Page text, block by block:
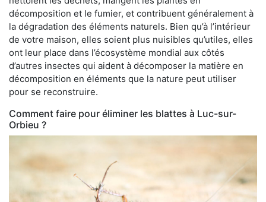
décomposition et le fumier, et contribuent généralement à
la dégradation des éléments naturels. Bien qu’à l’intérieur
de votre maison, elles soient plus nuisibles qu’utiles, elles
ont leur place dans l’écosystème mondial aux côtés
d’autres insectes qui aident à décomposer la matière en
décomposition en éléments que la nature peut utiliser
pour se reconstruire.
Comment faire pour éliminer les blattes à Luc-sur-
Orbieu ?